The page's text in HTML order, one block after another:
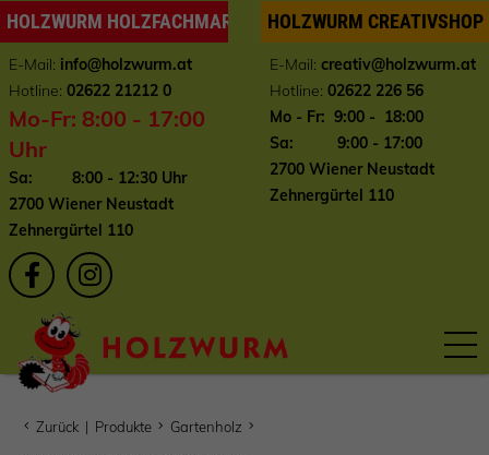
HOLZWURM HOLZFACHMARKT
E-Mail: info@holzwurm.at
Hotline: 02622 21212 0
Mo-Fr: 8:00 - 17:00
Uhr
Sa: 8:00 - 12:30 Uhr
2700 Wiener Neustadt
Zehnergürtel 110
HOLZWURM CREATIVSHOP
E-Mail: creativ@holzwurm.at
Hotline: 02622 226 56
Mo - Fr: 9:00 - 18:00
Sa: 9:00 - 17:00
2700 Wiener Neustadt
Zehnergürtel 110
Zurück | Produkte Gartenholz